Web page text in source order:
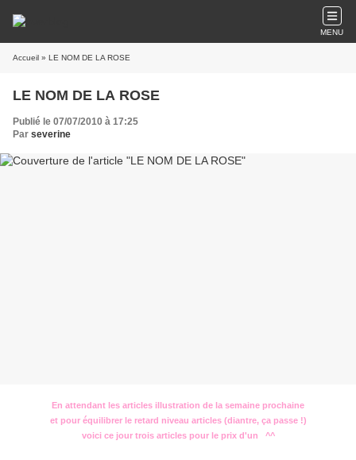
MENU
Accueil » LE NOM DE LA ROSE
LE NOM DE LA ROSE
Publié le 07/07/2010 à 17:25
Par severine
En attendant les articles illustration de la semaine prochaine
et pour équilibrer le retard niveau articles (diantre, ça passe !)
voici ce jour trois articles pour le prix d'un ^^